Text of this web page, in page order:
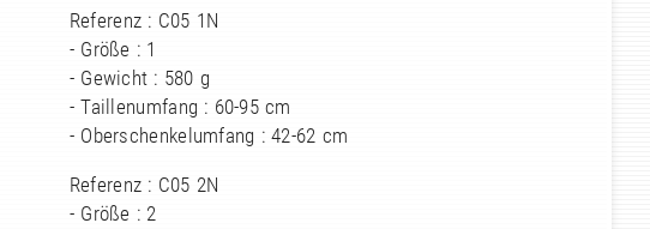
Referenz : C05 1N
- Größe : 1
- Gewicht : 580 g
- Taillenumfang : 60-95 cm
- Oberschenkelumfang : 42-62 cm
Referenz : C05 2N
- Größe : 2